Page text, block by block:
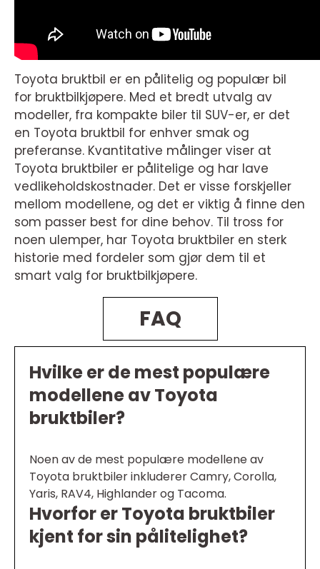
Toyota bruktbil er en pålitelig og populær bil
for bruktbilkjøpere. Med et bredt utvalg av
modeller, fra kompakte biler til SUV-er, er det
en Toyota bruktbil for enhver smak og
preferanse. Kvantitative målinger viser at
Toyota bruktbiler er pålitelige og har lave
vedlikeholdskostnader. Det er visse forskjeller
mellom modellene, og det er viktig å finne den
som passer best for dine behov. Til tross for
noen ulemper, har Toyota bruktbiler en sterk
historie med fordeler som gjør dem til et
smart valg for bruktbilkjøpere.
FAQ
Hvilke er de mest populære
modellene av Toyota
bruktbiler?
Noen av de mest populære modellene av
Toyota bruktbiler inkluderer Camry, Corolla,
Yaris, RAV4, Highlander og Tacoma.
Hvorfor er Toyota bruktbiler
kjent for sin pålitelighet?